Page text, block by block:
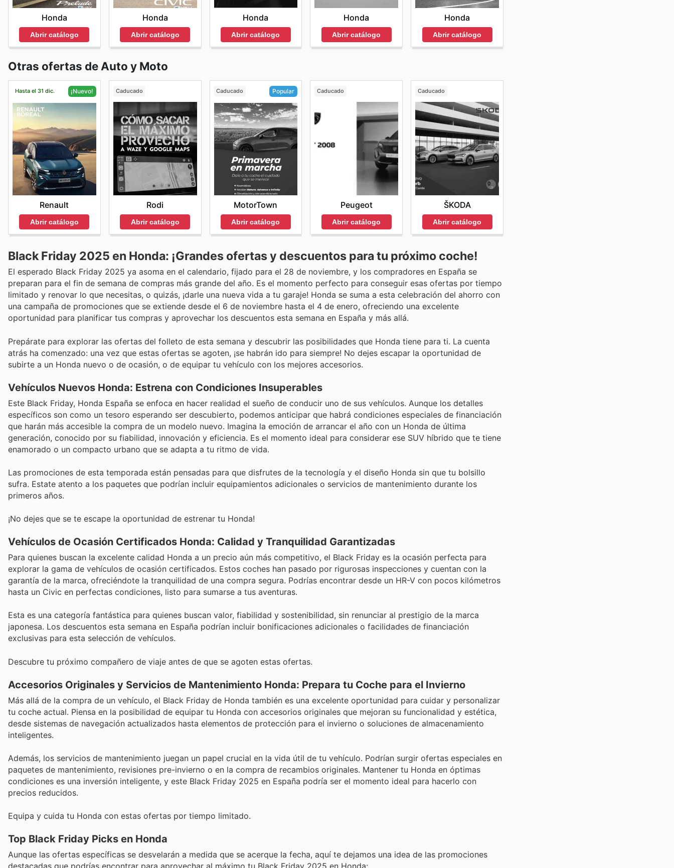
Honda
Abrir catálogo
Honda
Abrir catálogo
Honda
Abrir catálogo
Honda
Abrir catálogo
Honda
Abrir catálogo
Otras ofertas de Auto y Moto
Hasta el 31 dic. ¡Nuevo!
Renault
Abrir catálogo
Caducado
Rodi
Abrir catálogo
Caducado Popular
MotorTown
Abrir catálogo
Caducado
Peugeot
Abrir catálogo
Caducado
ŠKODA
Abrir catálogo
Black Friday 2025 en Honda: ¡Grandes ofertas y descuentos para tu próximo coche!
El esperado Black Friday 2025 ya asoma en el calendario, fijado para el 28 de noviembre, y los compradores en España se
preparan para el fin de semana de compras más grande del año. Es el momento perfecto para conseguir esas ofertas por tiempo
limitado y renovar lo que necesitas, o quizás, ¡darle una nueva vida a tu garaje! Honda se suma a esta celebración del ahorro con
una campaña de promociones que se extiende desde el 6 de noviembre hasta el 4 de enero, ofreciendo una excelente
oportunidad para planificar tus compras y aprovechar los descuentos esta semana en España y más allá.
Prepárate para explorar las ofertas del folleto de esta semana y descubrir las posibilidades que Honda tiene para ti. La cuenta
atrás ha comenzado: una vez que estas ofertas se agoten, ¡se habrán ido para siempre! No dejes escapar la oportunidad de
subirte a un Honda nuevo o de ocasión, o de equipar tu vehículo con los mejores accesorios.
Vehículos Nuevos Honda: Estrena con Condiciones Insuperables
Este Black Friday, Honda España se enfoca en hacer realidad el sueño de conducir uno de sus vehículos. Aunque los detalles
específicos son como un tesoro esperando ser descubierto, podemos anticipar que habrá condiciones especiales de financiación
que harán más accesible la compra de un modelo nuevo. Imagina la emoción de arrancar el año con un Honda de última
generación, conocido por su fiabilidad, innovación y eficiencia. Es el momento ideal para considerar ese SUV híbrido que te tiene
enamorado o un compacto urbano que se adapta a tu ritmo de vida.
Las promociones de esta temporada están pensadas para que disfrutes de la tecnología y el diseño Honda sin que tu bolsillo
sufra. Estate atento a los paquetes que podrían incluir equipamientos adicionales o servicios de mantenimiento durante los
primeros años.
¡No dejes que se te escape la oportunidad de estrenar tu Honda!
Vehículos de Ocasión Certificados Honda: Calidad y Tranquilidad Garantizadas
Para quienes buscan la excelente calidad Honda a un precio aún más competitivo, el Black Friday es la ocasión perfecta para
explorar la gama de vehículos de ocasión certificados. Estos coches han pasado por rigurosas inspecciones y cuentan con la
garantía de la marca, ofreciéndote la tranquilidad de una compra segura. Podrías encontrar desde un HR-V con pocos kilómetros
hasta un Civic en perfectas condiciones, listo para sumarse a tus aventuras.
Esta es una categoría fantástica para quienes buscan valor, fiabilidad y sostenibilidad, sin renunciar al prestigio de la marca
japonesa. Los descuentos esta semana en España podrían incluir bonificaciones adicionales o facilidades de financiación
exclusivas para esta selección de vehículos.
Descubre tu próximo compañero de viaje antes de que se agoten estas ofertas.
Accesorios Originales y Servicios de Mantenimiento Honda: Prepara tu Coche para el Invierno
Más allá de la compra de un vehículo, el Black Friday de Honda también es una excelente oportunidad para cuidar y personalizar
tu coche actual. Piensa en la posibilidad de equipar tu Honda con accesorios originales que mejoran su funcionalidad y estética,
desde sistemas de navegación actualizados hasta elementos de protección para el invierno o soluciones de almacenamiento
inteligentes.
Además, los servicios de mantenimiento juegan un papel crucial en la vida útil de tu vehículo. Podrían surgir ofertas especiales en
paquetes de mantenimiento, revisiones pre-invierno o en la compra de recambios originales. Mantener tu Honda en óptimas
condiciones es una inversión inteligente, y este Black Friday 2025 en España podría ser el momento ideal para hacerlo con
precios reducidos.
Equipa y cuida tu Honda con estas ofertas por tiempo limitado.
Top Black Friday Picks en Honda
Aunque las ofertas específicas se desvelarán a medida que se acerque la fecha, aquí te dejamos una idea de las promociones